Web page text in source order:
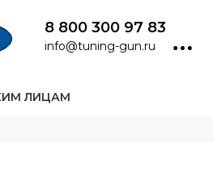
8 800 300 97 83
info@tuning-gun.ru
ЛИЦАМ